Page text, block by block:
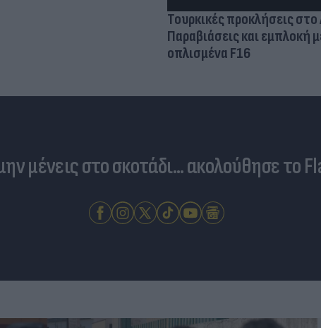
Τουρκικές προκλήσεις στο
Παραβιάσεις και εμπλοκή
οπλισμένα F16
μένεις στο σκοτάδι... ακολούθησε το